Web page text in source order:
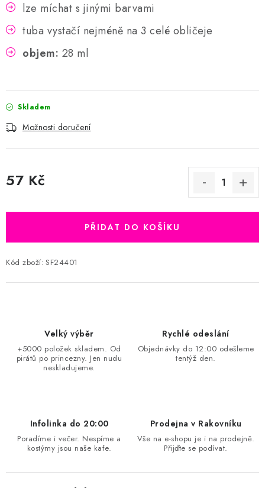
lze míchat s jinými barvami
tuba vystačí nejméně na 3 celé obličeje
objem: 28 ml
Skladem
Možnosti doručení
57 Kč
PŘIDAT DO KOŠÍKU
Kód zboží: SF24401
Velký výběr
+5000 položek skladem. Od
pirátů po princezny. Jen nudu
neskladujeme.
Rychlé odeslání
Objednávky do 12:00 odešleme
tentýž den.
Infolinka do 20:00
Poradíme i večer. Nespíme a
kostýmy jsou naše kafe.
Prodejna v Rakovníku
Vše na e-shopu je i na prodejně.
Přijďte se podívat.